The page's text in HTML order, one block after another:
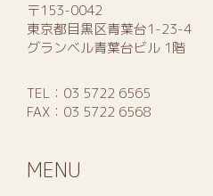
〒153-0042
東京都目黒区青葉台1-23-4
グランベル青葉台ビル 1階
TEL： 03 5722 6565
FAX：03 5722 6568
MENU